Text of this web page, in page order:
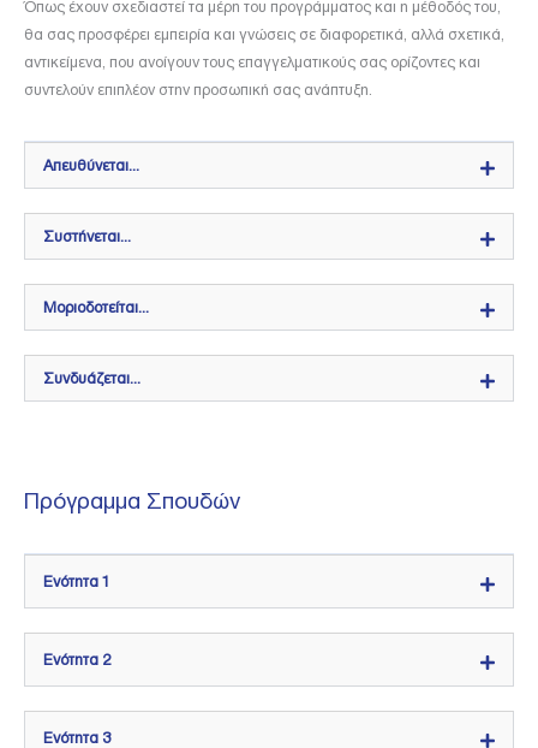
Όπως έχουν σχεδιαστεί τα μέρη του προγράμματος και η μέθοδός του,
θα σας προσφέρει εμπειρία και γνώσεις σε διαφορετικά, αλλά σχετικά,
αντικείμενα, που ανοίγουν τους επαγγελματικούς σας ορίζοντες και
συντελούν επιπλέον στην προσωπική σας ανάπτυξη.
Απευθύνεται...
Συστήνεται...
Μοριοδοτείται...
Συνδυάζεται...
Πρόγραμμα Σπουδών
Ενότητα 1
Ενότητα 2
Ενότητα 3